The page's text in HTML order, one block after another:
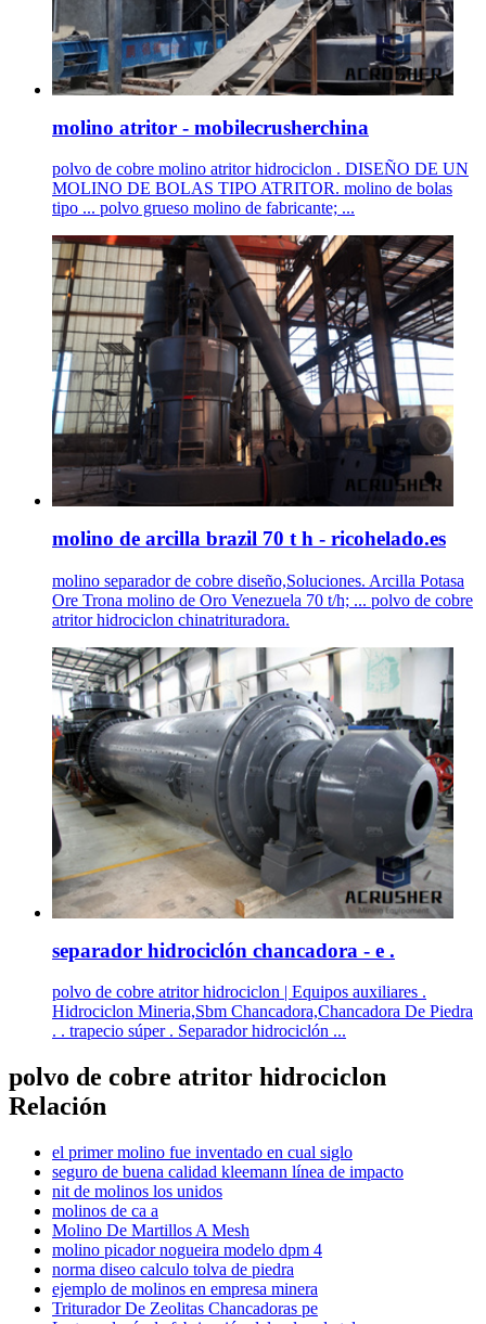
molino atritor - mobilecrusherchina
polvo de cobre molino atritor hidrociclon . DISEÑO DE UN
MOLINO DE BOLAS TIPO ATRITOR. molino de bolas
tipo ... polvo grueso molino de fabricante; ...
molino de arcilla brazil 70 t h - ricohelado.es
molino separador de cobre diseño,Soluciones. Arcilla Potasa
Ore Trona molino de Oro Venezuela 70 t/h; ... polvo de cobre
atritor hidrociclon chinatrituradora.
separador hidrociclón chancadora - e .
polvo de cobre atritor hidrociclon | Equipos auxiliares .
Hidrociclon Mineria,Sbm Chancadora,Chancadora De Piedra
. . trapecio súper . Separador hidrociclón ...
polvo de cobre atritor hidrociclon
Relación
el primer molino fue inventado en cual siglo
seguro de buena calidad kleemann línea de impacto
nit de molinos los unidos
molinos de ca a
Molino De Martillos A Mesh
molino picador nogueira modelo dpm 4
norma diseo calculo tolva de piedra
ejemplo de molinos en empresa minera
Triturador De Zeolitas Chancadoras pe